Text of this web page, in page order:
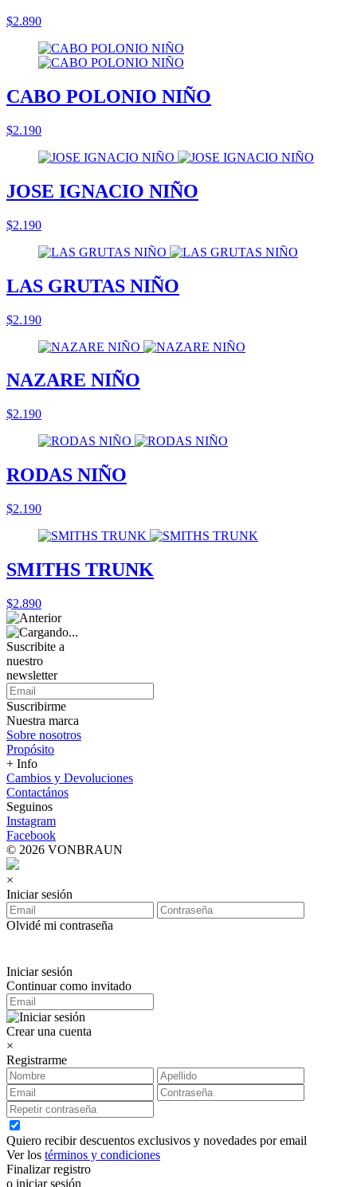
$2.890
CABO POLONIO NIÑO
$2.190
JOSE IGNACIO NIÑO
$2.190
LAS GRUTAS NIÑO
$2.190
NAZARE NIÑO
$2.190
RODAS NIÑO
$2.190
SMITHS TRUNK
$2.890
Suscribite a
nuestro
newsletter
Suscribirme
Nuestra marca
Sobre nosotros
Propósito
+ Info
Cambios y Devoluciones
Contactános
Seguinos
Instagram
Facebook
© 2026 VONBRAUN
×
Iniciar sesión
Olvidé mi contraseña
Iniciar sesión
Continuar como invitado
Crear una cuenta
×
Registrarme
Quiero recibir descuentos exclusivos y novedades por email
Ver los términos y condiciones
Finalizar registro
o iniciar sesión